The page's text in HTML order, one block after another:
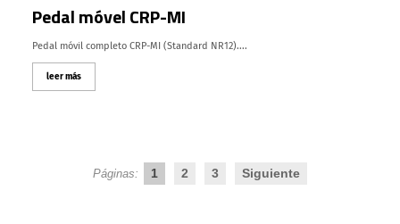
Pedal móvel CRP-MI
Pedal móvil completo CRP-MI (Standard NR12)....
leer más
Páginas: 1 2 3 Siguiente